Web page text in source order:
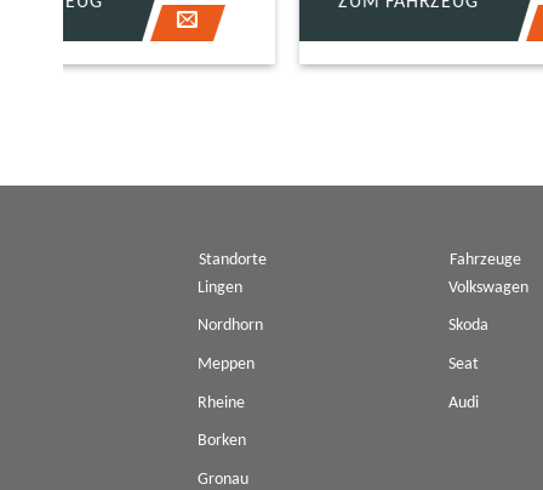
Standorte
Lingen
Nordhorn
Meppen
Rheine
Borken
Gronau
Fahrzeuge
Volkswagen
Skoda
Seat
Audi